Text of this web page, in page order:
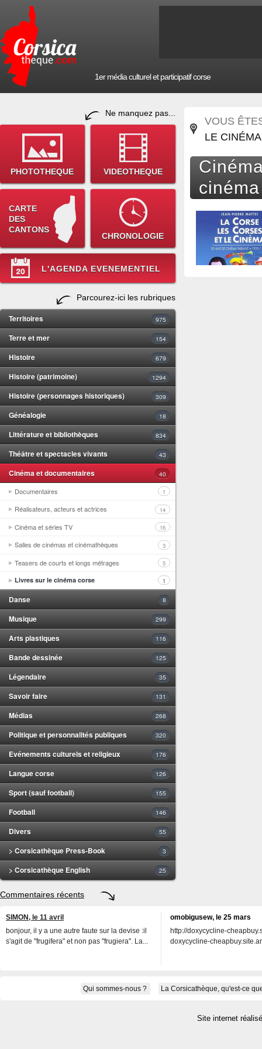
1er média culturel et participatif corse
Ne manquez pas...
PHOTOTHEQUE VIDEOTHEQUE
CARTE
DES
CANTONS
CHRONOLOGIE
L'AGENDA EVENEMENTIEL
Parcourez-ici les rubriques
Territoires 975
Terre et mer 154
Histoire 679
Histoire (patrimoine) 1294
Histoire (personnages historiques) 309
Généalogie 18
Littérature et bibliothèques 834
Théâtre et spectacles vivants 43
Cinéma et documentaires 40
Documentaires 1
Réalisateurs, acteurs et actrices 14
Cinéma et séries TV 16
Salles de cinémas et cinémathèques 3
Teasers de courts et longs métrages 5
Livres sur le cinéma corse 1
Danse 8
Musique 299
Arts plastiques 116
Bande dessinée 125
Légendaire 35
Savoir faire 131
Médias 268
Politique et personnalités publiques 320
Evénements culturels et religieux 176
Langue corse 126
Sport (sauf football) 155
Football 146
Divers 55
> Corsicathèque Press-Book 3
> Corsicathèque English 25
VOUS
LE
Commentaires récents
SIMON, le 11 avril
bonjour, il y a une autre faute sur la devise :il
s'agit de "frugifera" et non pas "frugiera". La...
omobigusew, le 25 mars
http://doxycycline-
doxycycline-
Qui sommes-nous ? La Corsicathèque, qu'est-ce
Site internet